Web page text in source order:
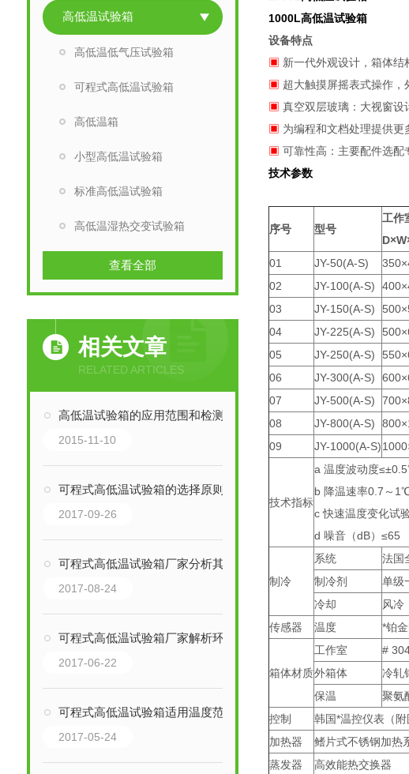
高低温试验箱
高低温低气压试验箱
可程式高低温试验箱
高低温箱
小型高低温试验箱
标准高低温试验箱
高低温湿热交变试验箱
查看全部
相关文章
RELATED ARTICLES
高低温试验箱的应用范围和检测须知
2015-11-10
可程式高低温试验箱的选择原则
2017-09-26
可程式高低温试验箱厂家分析其整体运作系统
2017-08-24
可程式高低温试验箱厂家解析环境及可靠性试验设备选择原则
2017-06-22
可程式高低温试验箱适用温度范围
2017-05-24
1000L高低温试验箱
设备特点
▣ 新一代外观设计，箱体
▣ 超大触摸屏摇表式操作
▣真空双层玻璃：大视窗
▣ 为编程和文档处理提供
▣可靠性高：主要配件选配
技术参数
序号 型号
工作
01 JY-50(A-S)
02
JY-100(A-S)
03
JY-150(A-S)
04
JY-225(A-S)
05
JY-250(A-S)
06
JY-300(A-S)
07
JY-500(A-S)
08
JY-800(A-S)
09
JY-1000(A-S)
技术指标
a 温度波动度
b 降温速率0.7～
c 快速温度变化试
d 噪音（dB）≤65
制冷
系统
法国
制冷剂
单级
冷却
风冷
传感器
温度 *铂
箱体材质
工作室
#
外箱体
冷轧
保温
聚氨
控制
韩国*温控仪表（
加热器
鳍片式不锈钢加热
蒸发器
高效能热交换器